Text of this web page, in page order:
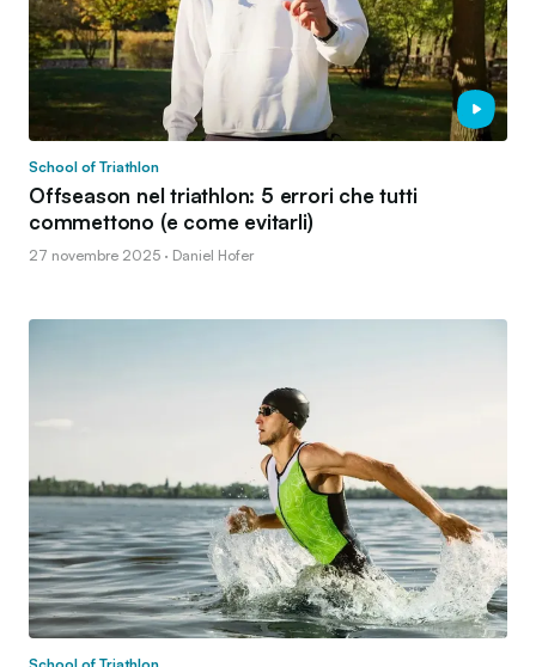
School of Triathlon
Offseason nel triathlon: 5 errori che tutti
commettono (e come evitarli)
27 novembre 2025 · Daniel Hofer